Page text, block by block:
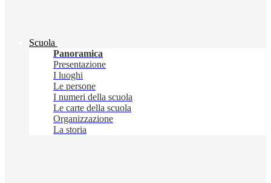
Scuola
Panoramica
Presentazione
I luoghi
Le persone
I numeri della scuola
Le carte della scuola
Organizzazione
La storia